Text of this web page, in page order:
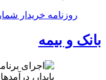
روزنامه خریدار شماره
بانک و بیمه